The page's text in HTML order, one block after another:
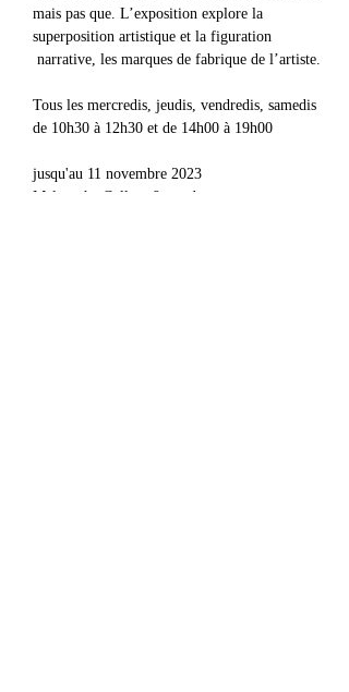
mais pas que. L’exposition explore la
superposition artistique et la figuration
narrative, les marques de fabrique de l’artiste.
Tous les mercredis, jeudis, vendredis, samedis
de 10h30 à 12h30 et de 14h00 à 19h00
jusqu'au 11 novembre 2023
Malagacha Gallery 9 rue du